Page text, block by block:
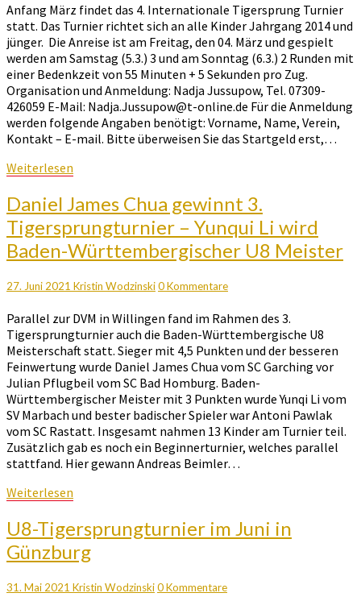
Meisterschaft
Anfang März findet das 4. Internationale Tigersprung Turnier
statt. Das Turnier richtet sich an alle Kinder Jahrgang 2014 und
jünger. Die Anreise ist am Freitag, den 04. März und gespielt
werden am Samstag (5.3.) 3 und am Sonntag (6.3.) 2 Runden mit
einer Bedenkzeit von 55 Minuten + 5 Sekunden pro Zug.
Organisation und Anmeldung: Nadja Jussupow, Tel. 07309-
426059 E-Mail: Nadja.Jussupow@t-online.de Für die Anmeldung
werden folgende Angaben benötigt: Vorname, Name, Verein,
Kontakt – E-mail. Bitte überweisen Sie das Startgeld erst,…
Weiterlesen
Daniel
James
Chua
gewinnt
3.
Tigersprungturnier
–
Yunqui
Li
wird
Baden-
Württembergischer
U8
Meister
Daniel James Chua gewinnt 3.
Tigersprungturnier – Yunqui Li wird
Baden-Württembergischer U8 Meister
27. Juni 2021 Kristin WodzinskiKommentare
0 Kommentare
Parallel zur DVM in Willingen fand im Rahmen des 3.
Tigersprungturnier auch die Baden-Württembergische U8
Meisterschaft statt. Sieger mit 4,5 Punkten und der besseren
Feinwertung wurde Daniel James Chua vom SC Garching vor
Julian Pflugbeil vom SC Bad Homburg. Baden-
Württembergischer Meister mit 3 Punkten wurde Yunqi Li vom
SV Marbach und bester badischer Spieler war Antoni Pawlak
vom SC Rastatt. Insgesamt nahmen 13 Kinder am Turnier teil.
Zusätzlich gab es noch ein Beginnerturnier, welches parallel
stattfand. Hier gewann Andreas Beimler…
Weiterlesen
U8-
Tigersprungturnier
im
in
U8-Tigersprungturnier im Juni in
Günzburg
31. Mai 2021 Kristin WodzinskiKommentare
0 Kommentare